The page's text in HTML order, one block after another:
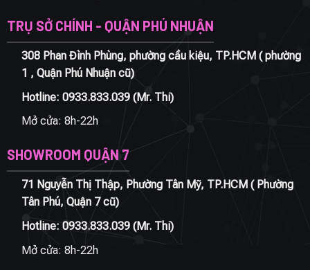
TRỤ SỞ CHÍNH - QUẬN PHÚ NHUẬN
308 Phan Đình Phùng, phường cầu kiệu, TP.HCM ( phường
1 , Quận Phú Nhuận cũ)
Hotline: 0933.833.039(Mr. Thi)
Mở cửa: 8h-22h
SHOWROOM QUẬN 7
71 Nguyễn Thị Thập, Phường Tân Mỹ, TP.HCM ( Phường
Tân Phú, Quận 7 cũ)
Hotline: 0933.833.039(Mr. Thi)
Mở cửa: 8h-22h